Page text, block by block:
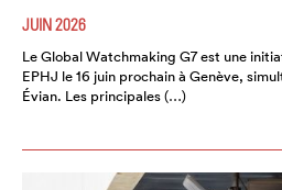
JUIN 2026
Le Global Watchmaking G7 est une
EPHJ le 16 juin prochain à Genève,
Évian. Les principales (…)